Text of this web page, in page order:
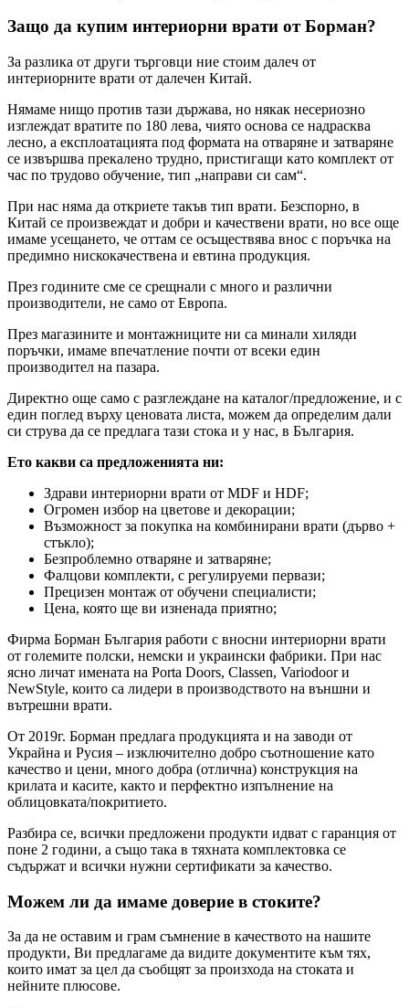
Защо да купим интериорни врати от Борман?
За разлика от други търговци ние стоим далеч от
интериорните врати от далечен Китай.
Нямаме нищо против тази държава, но някак несериозно
изглеждат вратите по 180 лева, чиято основа се надрасква
лесно, а експлоатацията под формата на отваряне и затваряне
се извършва прекалено трудно, пристигащи като комплект от
час по трудово обучение, тип „направи си сам“.
При нас няма да откриете такъв тип врати. Безспорно, в
Китай се произвеждат и добри и качествени врати, но все още
имаме усещането, че оттам се осъществява внос с поръчка на
предимно нискокачествена и евтина продукция.
През годините сме се срещнали с много и различни
производители, не само от Европа.
През магазините и монтажниците ни са минали хиляди
поръчки, имаме впечатление почти от всеки един
производител на пазара.
Директно още само с разглеждане на каталог/предложение, и с
един поглед върху ценовата листа, можем да определим дали
си струва да се предлага тази стока и у нас, в България.
Ето какви са предложенията ни:
Здрави интериорни врати от MDF и HDF;
Огромен избор на цветове и декорации;
Възможност за покупка на комбинирани врати (дърво +
стъкло);
Безпроблемно отваряне и затваряне;
Фалцови комплекти, с регулируеми первази;
Прецизен монтаж от обучени специалисти;
Цена, която ще ви изненада приятно;
Фирма Борман България работи с вносни интериорни врати
от големите полски, немски и украински фабрики. При нас
ясно личат имената на Porta Doors, Classen, Variodoor и
NewStyle, които са лидери в производството на външни и
вътрешни врати.
От 2019г. Борман предлага продукцията и на заводи от
Украйна и Русия – изключително добро съотношение като
качество и цени, много добра (отлична) конструкция на
крилата и касите, както и перфектно изпълнение на
облицовката/покритието.
Разбира се, всички предложени продукти идват с гаранция от
поне 2 години, а също така в тяхната комплектовка се
съдържат и всички нужни сертификати за качество.
Можем ли да имаме доверие в стоките?
За да не оставим и грам съмнение в качеството на нашите
продукти, Ви предлагаме да видите документите към тях,
които имат за цел да съобщят за произхода на стоката и
нейните плюсове.